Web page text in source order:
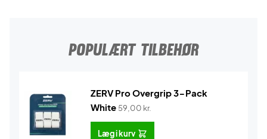
POPULÆRT TILBEHØR
ZERV Pro Overgrip 3-Pack
White 59,00 kr.
Læg i kurv